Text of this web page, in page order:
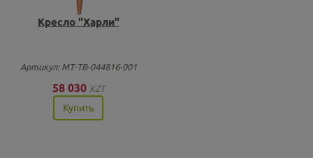
Кресло "Харли"
Артикул: МТ-ТВ-044816-001
58 030 KZT
Купить